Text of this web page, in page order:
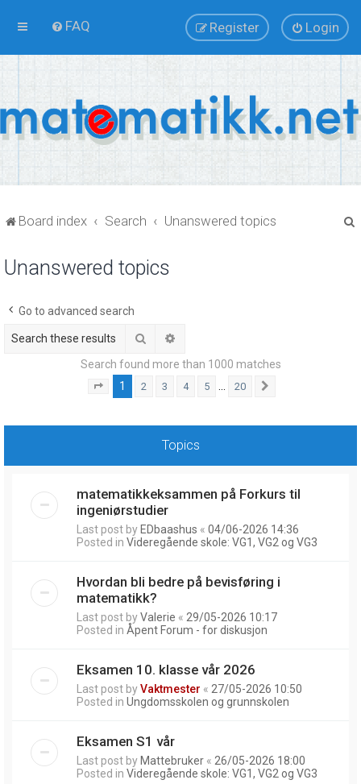
FAQ Login
Register
Board index Search Unanswered topics
Unanswered topics
Go to advanced search
Search
Search found more than 1000 matches
Page of 20
1 2 3 4 5 20
Topics
matematikkeksammen på Forkurs til
ingeniørstudier
Last post by EDbaashus « 04/06-2026 14:36
Posted in Videregående skole: VG1, VG2 og VG3
Hvordan bli bedre på bevisføring i
matematikk?
Last post byValerie « 29/05-2026 10:17
Posted in Åpent Forum - for diskusjon
Eksamen 10. klasse vår 2026
Last post byVaktmester « 27/05-2026 10:50
Posted in Ungdomsskolen og grunnskolen
Eksamen S1 vår
Last post by Mattebruker « 26/05-2026 18:00
Posted in Videregående skole: VG1, VG2 og VG3